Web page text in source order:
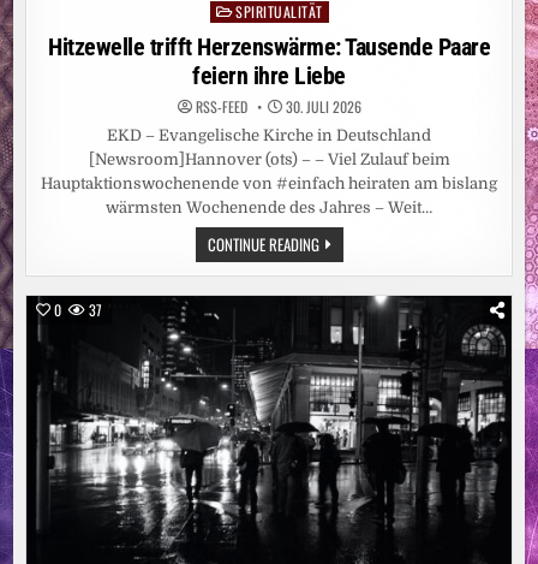
Posted
in
SPIRITUALITÄT
Hitzewelle trifft Herzenswärme: Tausende Paare
feiern ihre Liebe
RSS-FEED 30. JULI 2026
EKD – Evangelische Kirche in Deutschland
[Newsroom]Hannover (ots) – – Viel Zulauf beim
Hauptaktionswochenende von #einfach heiraten am bislang
wärmsten Wochenende des Jahres – Weit…
CONTINUE READINGHITZEWELLE
TRIFFT
HERZENSWÄRME:
TAUSENDE
PAARE
FEIERN
IHRE
LIEBE
0 37